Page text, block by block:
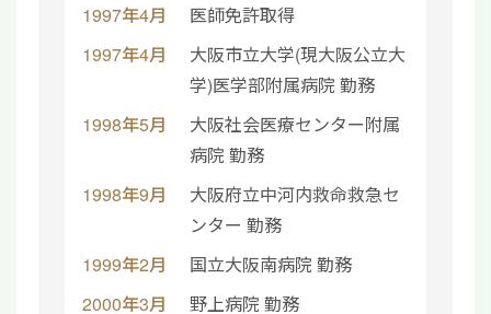
1997年4月
医師免許取得
1997年4月
大阪市立大学(現大阪公立大
学)医学部附属病院 勤務
1998年5月
大阪社会医療センター附属
病院 勤務
1998年9月
大阪府立中河内救命救急セ
ンター 勤務
1999年2月
国立大阪南病院 勤務
2000年3月
野上病院 勤務